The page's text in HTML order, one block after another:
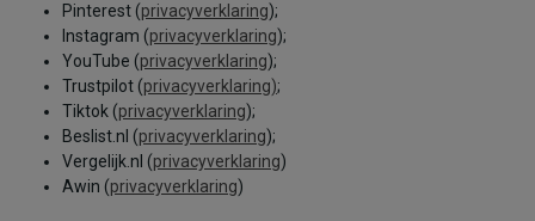
Pinterest (privacyverklaring);
Instagram (privacyverklaring);
YouTube (privacyverklaring);
Trustpilot (privacyverklaring);
Tiktok (privacyverklaring);
Beslist.nl (privacyverklaring);
Vergelijk.nl (privacyverklaring)
Awin (privacyverklaring)